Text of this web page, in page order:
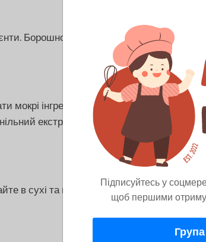
Борошно, розпушувач, соду і
мокрі інгредієнти. Яйця, сир, цукор,
екстракт (можна замінити на
в сухі та влийте молоко, перемішайте
Підписуйтесь у
щоб першими